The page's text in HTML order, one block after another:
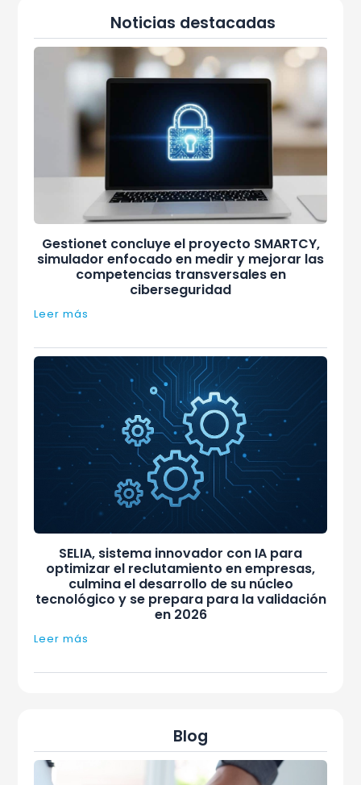
Noticias destacadas
Gestionet concluye el proyecto SMARTCY,
simulador enfocado en medir y mejorar las
competencias transversales en
ciberseguridad
Leer más
SELIA, sistema innovador con IA para
optimizar el reclutamiento en empresas,
culmina el desarrollo de su núcleo
tecnológico y se prepara para la validación
en 2026
Leer más
Blog